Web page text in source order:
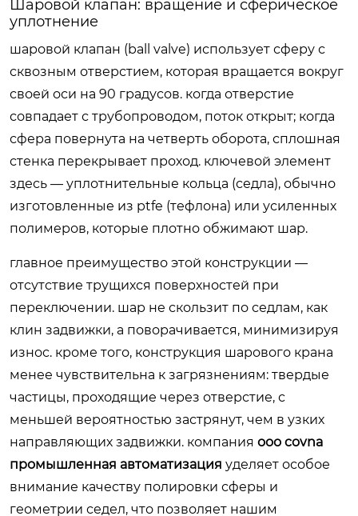
Шаровой клапан: вращение и сферическое
уплотнение
шаровой клапан (ball valve) использует сферу с
сквозным отверстием, которая вращается вокруг
своей оси на 90 градусов. когда отверстие
совпадает с трубопроводом, поток открыт; когда
сфера повернута на четверть оборота, сплошная
стенка перекрывает проход. ключевой элемент
здесь — уплотнительные кольца (седла), обычно
изготовленные из ptfe (тефлона) или усиленных
полимеров, которые плотно обжимают шар.
главное преимущество этой конструкции —
отсутствие трущихся поверхностей при
переключении. шар не скользит по седлам, как
клин задвижки, а поворачивается, минимизируя
износ. кроме того, конструкция шарового крана
менее чувствительна к загрязнениям: твердые
частицы, проходящие через отверстие, с
меньшей вероятностью застрянут, чем в узких
направляющих задвижки. компания ооо covna
промышленная автоматизация уделяет особое
внимание качеству полировки сферы и
геометрии седел, что позволяет нашим